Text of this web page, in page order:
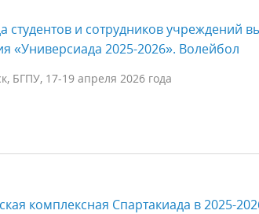
студентов и сотрудников учреждений
«Универсиада 2025-2026». Волейбол
БГПУ, 17-19 апреля 2026 года
комплексная Спартакиада в 2025-